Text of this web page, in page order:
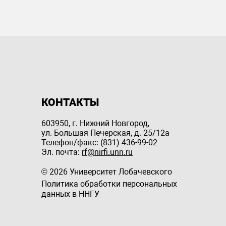
КОНТАКТЫ
603950, г. Нижний Новгород,
ул. Большая Печерская, д. 25/12a
Телефон/факс: (831) 436-99-02
Эл. почта: rf@nirfi.unn.ru
© 2026 Университет Лобачевского
Политика обработки персональных
данных в ННГУ